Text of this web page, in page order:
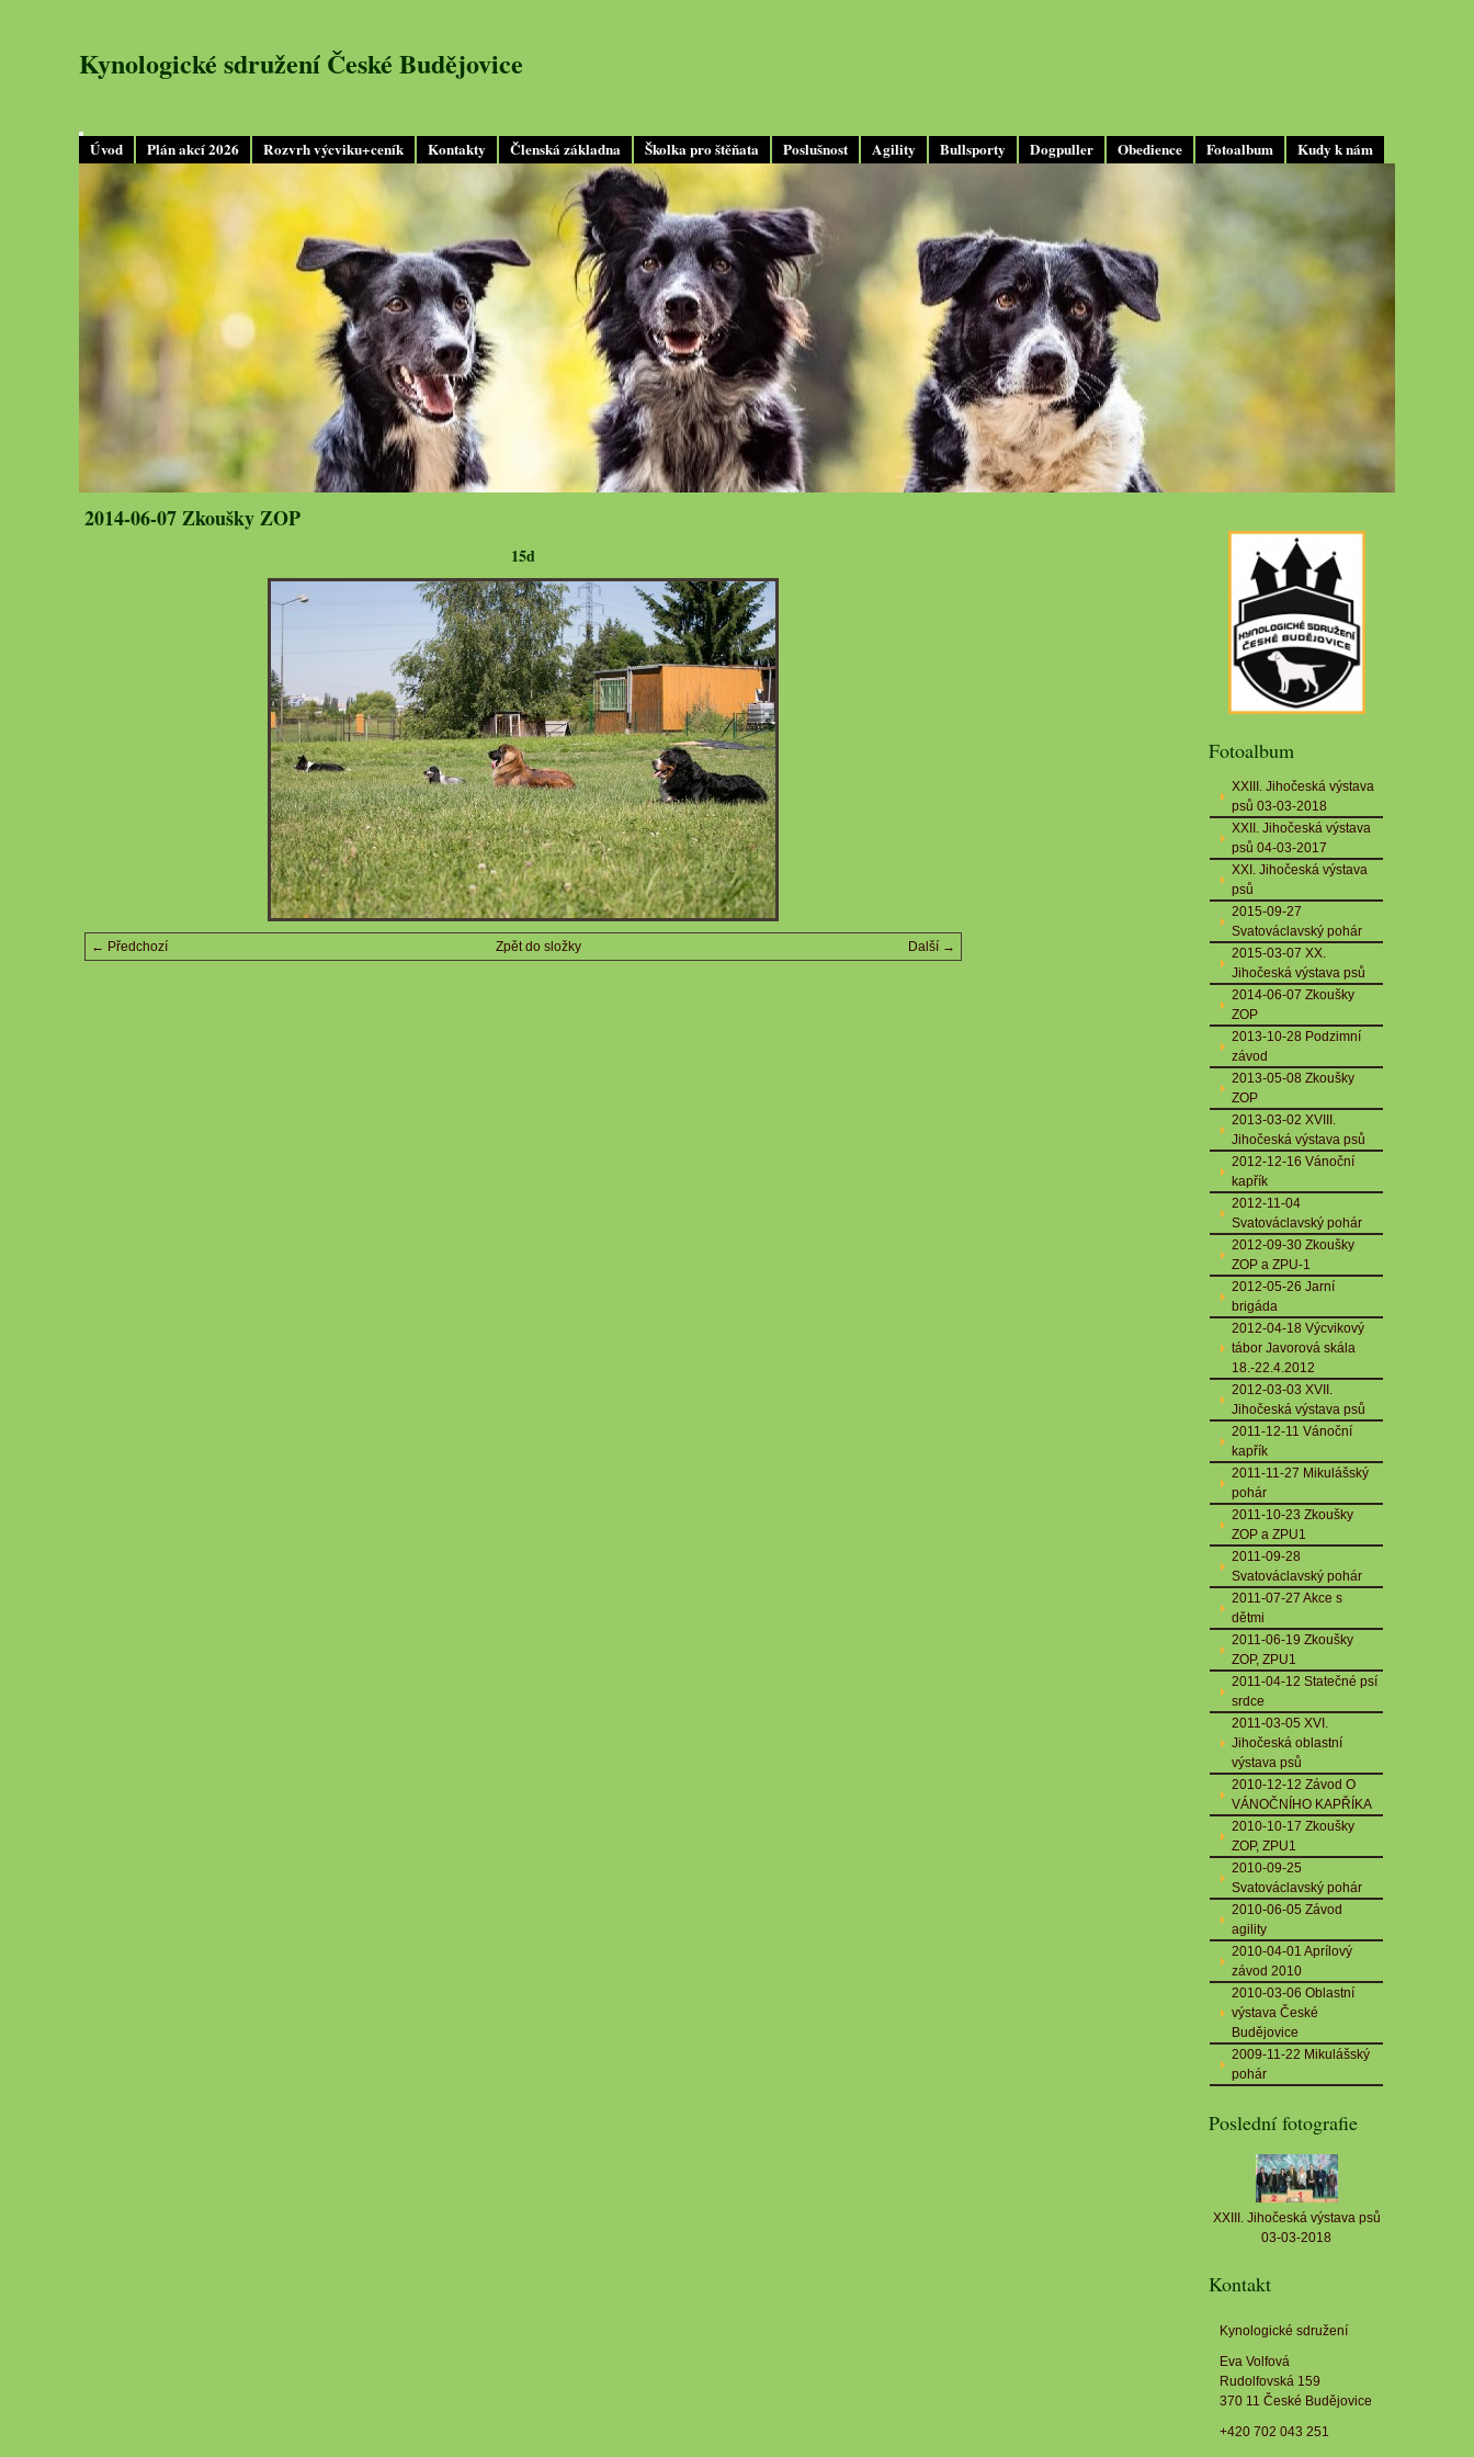
Úvod Plán akcí 2026 Rozvrh výcviku+ceník Kontakty Členská základna Školka pro štěňata Poslušnost Agility Bullsporty Dogpuller Obedience Fotoalbum Kudy k nám
Kynologické sdružení České Budějovice
2014-06-07 Zkoušky ZOP
15d
← Předchozí Další →
Zpět do složky
Fotoalbum
XXIII. Jihočeská výstava
psů 03-03-2018
XXII. Jihočeská výstava
psů 04-03-2017
XXI. Jihočeská výstava
psů
2015-09-27
Svatováclavský pohár
2015-03-07 XX.
Jihočeská výstava psů
2014-06-07 Zkoušky
ZOP
2013-10-28 Podzimní
závod
2013-05-08 Zkoušky
ZOP
2013-03-02 XVIII.
Jihočeská výstava psů
2012-12-16 Vánoční
kapřík
2012-11-04
Svatováclavský pohár
2012-09-30 Zkoušky
ZOP a ZPU-1
2012-05-26 Jarní
brigáda
2012-04-18 Výcvikový
tábor Javorová skála
18.-22.4.2012
2012-03-03 XVII.
Jihočeská výstava psů
2011-12-11 Vánoční
kapřík
2011-11-27 Mikulášský
pohár
2011-10-23 Zkoušky
ZOP a ZPU1
2011-09-28
Svatováclavský pohár
2011-07-27 Akce s
dětmi
2011-06-19 Zkoušky
ZOP, ZPU1
2011-04-12 Statečné psí
srdce
2011-03-05 XVI.
Jihočeská oblastní
výstava psů
2010-12-12 Závod O
VÁNOČNÍHO KAPŘÍKA
2010-10-17 Zkoušky
ZOP, ZPU1
2010-09-25
Svatováclavský pohár
2010-06-05 Závod
agility
2010-04-01 Aprílový
závod 2010
2010-03-06 Oblastní
výstava České
Budějovice
2009-11-22 Mikulášský
pohár
Poslední fotografie
XXIII. Jihočeská výstava psů
03-03-2018
Kontakt
Kynologické sdružení
Eva Volfová
Rudolfovská 159
370 11 České Budějovice
+420 702 043 251